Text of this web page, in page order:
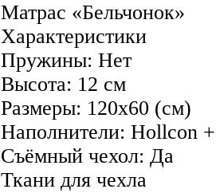
Матрас «Бельчонок»
Характеристики
Пружины: Нет
Высота: 12 см
Размеры: 120х60 (см)
Наполнители: Hollcon
Съёмный чехол: Да
Ткани для чехла